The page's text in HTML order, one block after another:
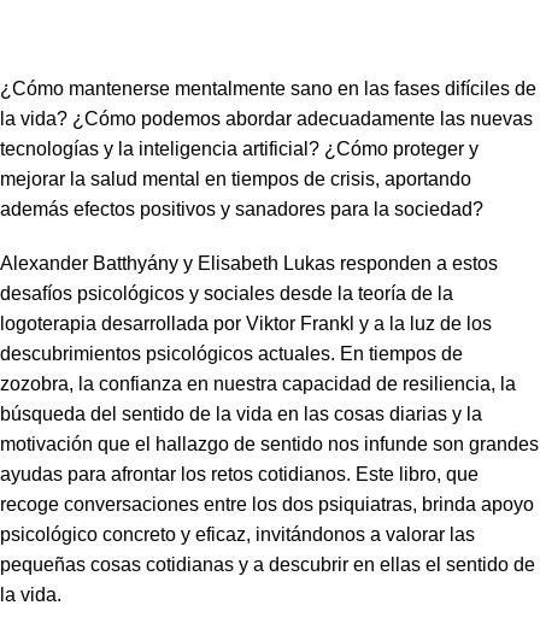
¿Cómo mantenerse mentalmente sano en las fases difíciles de
la vida? ¿Cómo podemos abordar adecuadamente las nuevas
tecnologías y la inteligencia artificial? ¿Cómo proteger y
mejorar la salud mental en tiempos de crisis, aportando
además efectos positivos y sanadores para la sociedad?
Alexander Batthyány y Elisabeth Lukas responden a estos
desafíos psicológicos y sociales desde la teoría de la
logoterapia desarrollada por Viktor Frankl y a la luz de los
descubrimientos psicológicos actuales. En tiempos de
zozobra, la confianza en nuestra capacidad de resiliencia, la
búsqueda del sentido de la vida en las cosas diarias y la
motivación que el hallazgo de sentido nos infunde son grandes
ayudas para afrontar los retos cotidianos. Este libro, que
recoge conversaciones entre los dos psiquiatras, brinda apoyo
psicológico concreto y eficaz, invitándonos a valorar las
pequeñas cosas cotidianas y a descubrir en ellas el sentido de
la vida.